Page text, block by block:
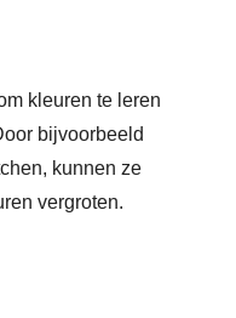
kleuren te leren
bijvoorbeeld
kunnen ze
vergroten.